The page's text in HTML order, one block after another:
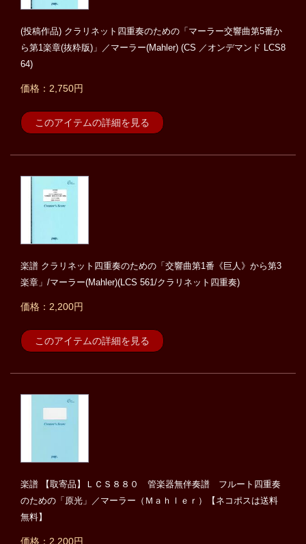
(投稿作品) クラリネット四重奏のための「マーラー交響曲第5番か
ら第1楽章(抜粋版)」／マーラー(Mahler) (CS ／オンデマンド LCS8
64)
価格：2,750円
このアイテムの詳細を見る
楽譜 クラリネット四重奏のための「交響曲第1番《巨人》から第3
楽章」/マーラー(Mahler)(LCS 561/クラリネット四重奏)
価格：2,200円
このアイテムの詳細を見る
楽譜 【取寄品】ＬＣＳ８８０ 管楽器無伴奏譜 フルート四重奏
のための「原光」／マーラー（Ｍａｈｌｅｒ）【ネコポスは送料
無料】
価格：2,200円